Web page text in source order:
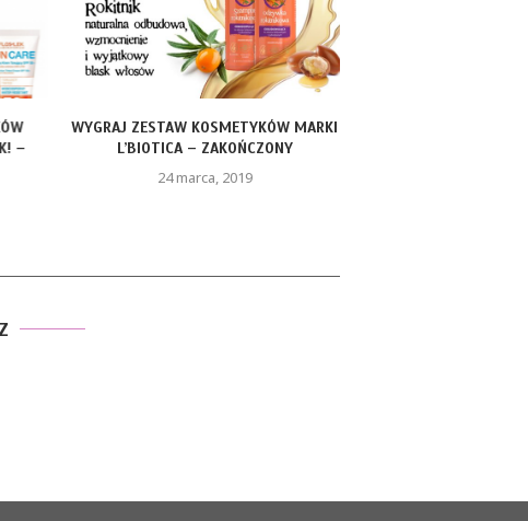
–
WYGRAJ ZESTAW KOSMETYKÓW MARKI
L’BIOTICA – ZAKOŃCZONY
24 marca, 2019